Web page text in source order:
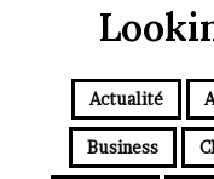
Actualité
Business